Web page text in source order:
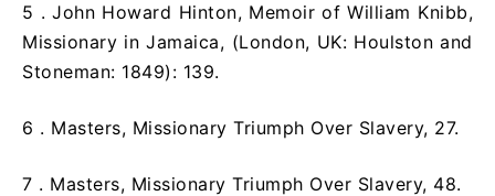
5 . John Howard Hinton, Memoir of William Knibb,
Missionary in Jamaica, (London, UK: Houlston and
Stoneman: 1849): 139.
6 . Masters, Missionary Triumph Over Slavery, 27.
7 . Masters, Missionary Triumph Over Slavery, 48.